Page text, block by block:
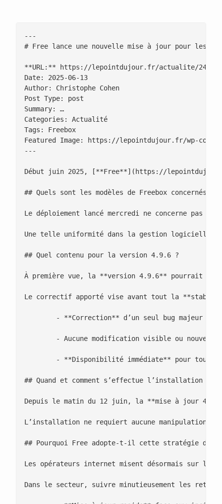
---
# Free lance une nouvelle mise à jour pour les
**URL:** https://lepointdujour.fr/actualite/2446-
Date: 2025-06-13
Author: Christophe Cohen
Post Type: post
Summary: …
Categories: Actualité
Tags: Freebox
Featured Image: https://lepointdujour.fr/wp-
---
Début juin 2025, [**Free**](https://
## Quels sont les modèles de Freebox concernés
Le déploiement lancé mercredi ne concerne pas
Une telle uniformité dans la gestion logicielle
## Quel contenu pour la version 4.9.6 ?
À première vue, la **version 4.9.6** pourrait
Le correctif apporté vise avant tout la
## Quand et comment s’effectue l’installation sur
Depuis le matin du 12 juin, la **mise à jour
L’installation ne requiert aucune manipulation
## Pourquoi Free adopte-t-il cette stratégie de
Les opérateurs internet misent désormais sur la
Dans le secteur, suivre minutieusement les